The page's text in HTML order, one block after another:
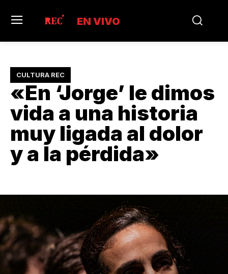
EN VIVO
CULTURA REC
«En ‘Jorge’ le dimos
vida a una historia
muy ligada al dolor
y a la pérdida»